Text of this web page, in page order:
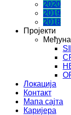
2020
2019
2018
Пројекти
Локација
Контакт
Мапа сајта
Каријера